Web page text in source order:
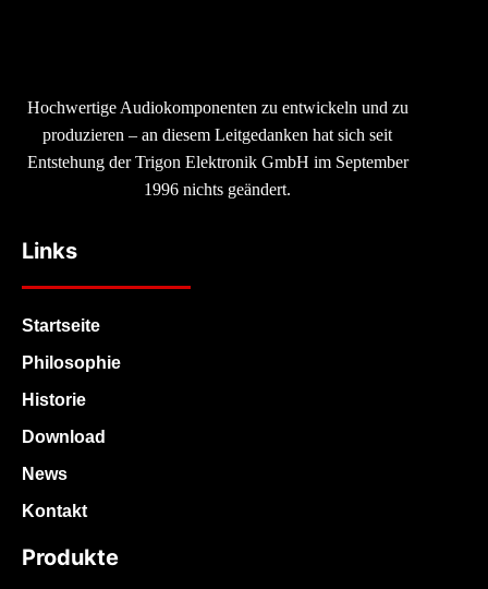
Hochwertige Audiokomponenten zu entwickeln und zu
produzieren – an diesem Leitgedanken hat sich seit
Entstehung der Trigon Elektronik GmbH im September
1996 nichts geändert.
Links
Startseite
Philosophie
Historie
Download
News
Kontakt
Produkte